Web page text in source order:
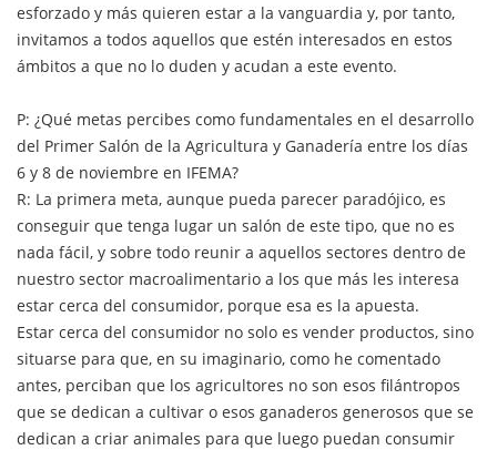
esforzado y más quieren estar a la vanguardia y, por tanto,
invitamos a todos aquellos que estén interesados en estos
ámbitos a que no lo duden y acudan a este evento.
P: ¿Qué metas percibes como fundamentales en el desarrollo
del Primer Salón de la Agricultura y Ganadería entre los días
6 y 8 de noviembre en IFEMA?
R: La primera meta, aunque pueda parecer paradójico, es
conseguir que tenga lugar un salón de este tipo, que no es
nada fácil, y sobre todo reunir a aquellos sectores dentro de
nuestro sector macroalimentario a los que más les interesa
estar cerca del consumidor, porque esa es la apuesta.
Estar cerca del consumidor no solo es vender productos, sino
situarse para que, en su imaginario, como he comentado
antes, perciban que los agricultores no son esos filántropos
que se dedican a cultivar o esos ganaderos generosos que se
dedican a criar animales para que luego puedan consumir